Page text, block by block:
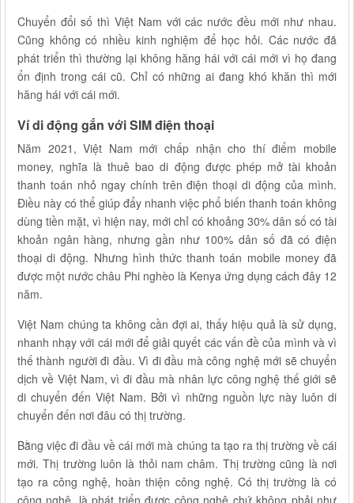
Chuyển đổi số thì Việt Nam với các nước đều mới như nhau.
Cũng không có nhiều kinh nghiệm để học hỏi. Các nước đã
phát triển thì thường lại không hăng hái với cái mới vì họ đang
ổn định trong cái cũ. Chỉ có những ai đang khó khăn thì mới
hăng hái với cái mới.
Ví di động gắn với SIM điện thoại
Năm 2021, Việt Nam mới chấp nhận cho thí điểm mobile
money, nghĩa là thuê bao di động được phép mở tài khoản
thanh toán nhỏ ngay chính trên điện thoại di động của mình.
Điều này có thể giúp đẩy nhanh việc phổ biến thanh toán không
dùng tiền mặt, vì hiện nay, mới chỉ có khoảng 30% dân số có tài
khoản ngân hàng, nhưng gần như 100% dân số đã có điện
thoại di động. Nhưng hình thức thanh toán mobile money đã
được một nước châu Phi nghèo là Kenya ứng dụng cách đây 12
năm.
Việt Nam chúng ta không cần đợi ai, thấy hiệu quả là sử dụng,
nhanh nhạy với cái mới để giải quyết các vấn đề của mình và vì
thế thành người đi đầu. Vì đi đầu mà công nghệ mới sẽ chuyển
dịch về Việt Nam, vì đi đầu mà nhân lực công nghệ thế giới sẽ
di chuyển đến Việt Nam. Bởi vì những nguồn lực này luôn di
chuyển đến nơi đâu có thị trường.
Bằng việc đi đầu về cái mới mà chúng ta tạo ra thị trường về cái
mới. Thị trường luôn là thỏi nam châm. Thị trường cũng là nơi
tạo ra công nghệ, hoàn thiện công nghệ. Có thị trường là có
công nghệ, là phát triển được công nghệ chứ không phải như